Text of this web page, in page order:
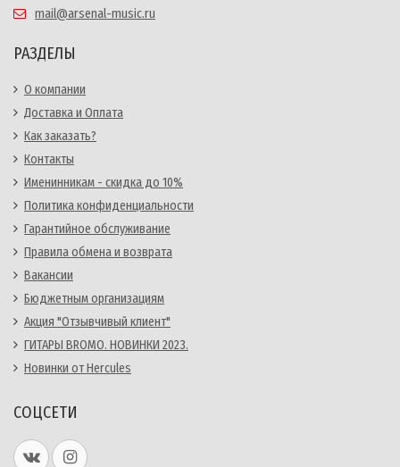
mail@arsenal-music.ru
РАЗДЕЛЫ
О компании
Доставка и Оплата
Как заказать?
Контакты
Именинникам - скидка до 10%
Политика конфиденциальности
Гарантийное обслуживание
Правила обмена и возврата
Вакансии
Бюджетным организациям
Акция "Отзывчивый клиент"
ГИТАРЫ BROMO. НОВИНКИ 2023.
Новинки от Hercules
СОЦСЕТИ